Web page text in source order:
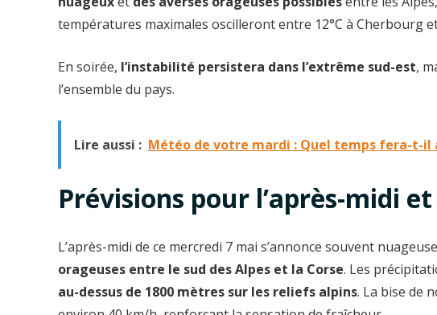
températures maximales oscilleront entre 12°C à Cherbourg
En soirée, l’instabilité persistera dans l’extrême sud-est,
l’ensemble du pays.
Lire aussi : Météo de votre mardi : Quel temps fera-t-il
Prévisions pour l’après-midi
L’après-midi de ce mercredi 7 mai s’annonce souvent
orageuses entre le sud des Alpes et la Corse. Les
au-dessus de 1800 mètres sur les reliefs alpins. La bise de